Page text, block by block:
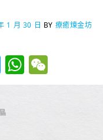
1 月 30 日 BY 療癒煉金坊
TwitterWhatsApp